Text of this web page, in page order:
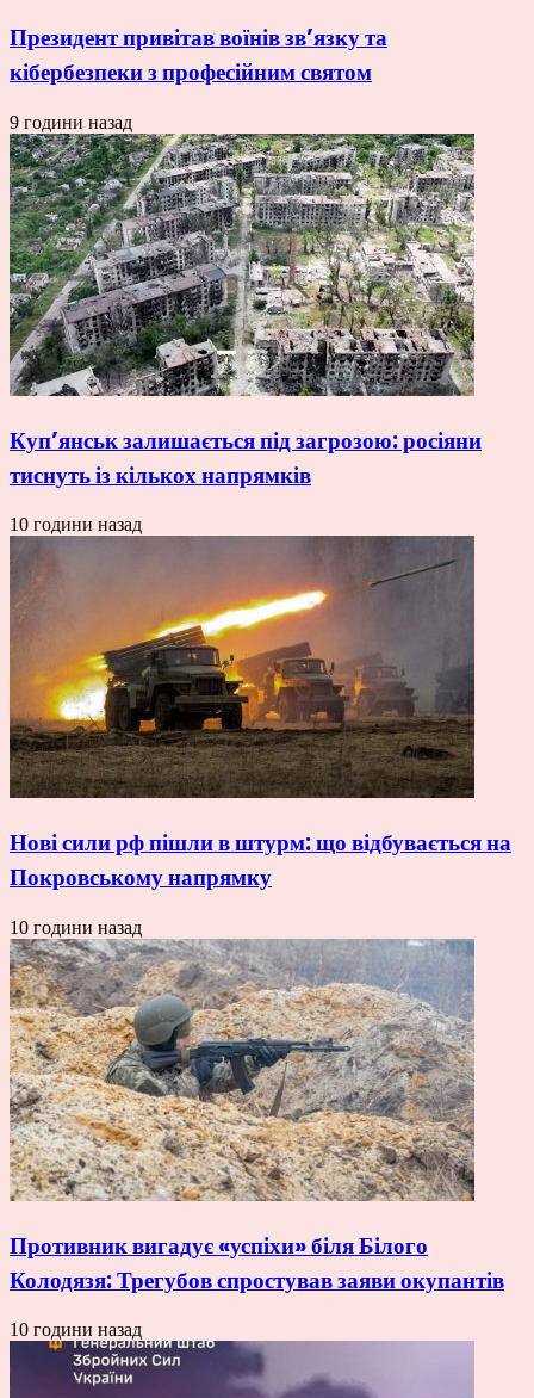
Президент привітав воїнів зв’язку та
кібербезпеки з професійним святом
9 години назад
Куп’янськ залишається під загрозою: росіяни
тиснуть із кількох напрямків
10 години назад
Нові сили рф пішли в штурм: що відбувається на
Покровському напрямку
10 години назад
Противник вигадує «успіхи» біля Білого
Колодязя: Трегубов спростував заяви окупантів
10 години назад